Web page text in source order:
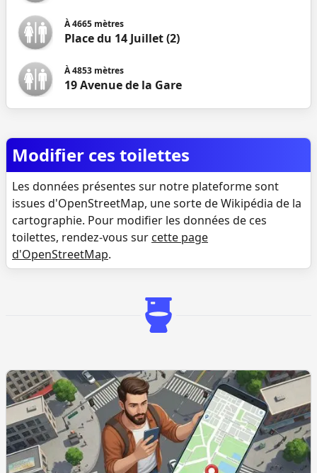
À4665 mètres
Place du 14 Juillet (2)
À4853 mètres
19 Avenue de la Gare
Modifier ces toilettes
Les données présentes sur notre plateforme sont
issues d'OpenStreetMap, une sorte de Wikipédia de la
cartographie. Pour modifier les données de ces
toilettes, rendez-vous sur cette page
d'OpenStreetMap.